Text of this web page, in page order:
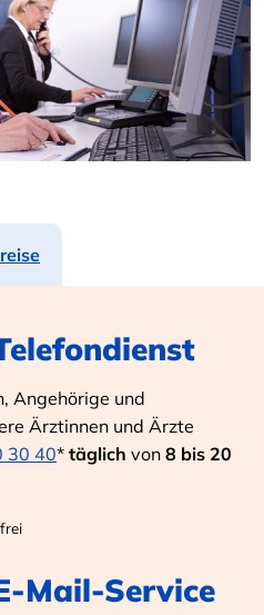
Angehörige und
Ärztinnen und Ärzte
30 40* täglich von 8 bis 20
Mail-Service